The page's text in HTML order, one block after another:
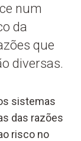
num
da
que
diversas.
sistemas
das razões
risco no